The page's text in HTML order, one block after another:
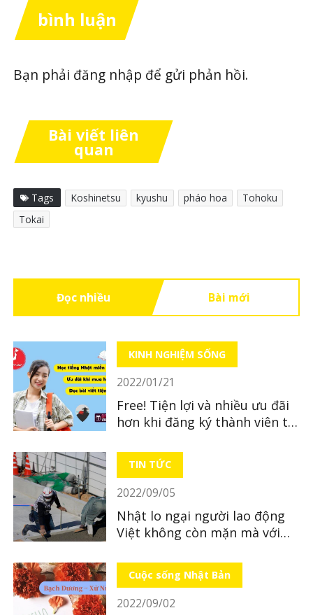
bình luận
Bạn phải đăng nhập để gửi phản hồi.
Bài viết liên
quan
Tags Koshinetsu kyushu pháo hoa
Tohoku
Tokai
Đọc nhiều Bài mới
KINH NGHIỆM SỐNG
2022/01/21
Free! Tiện lợi và nhiều ưu đãi
hơn khi đăng ký thành viên tại
TIN TỨC
2022/09/05
Nhật lo ngại người lao động
Việt không còn mặn mà với
Cuộc sống Nhật Bản
2022/09/02